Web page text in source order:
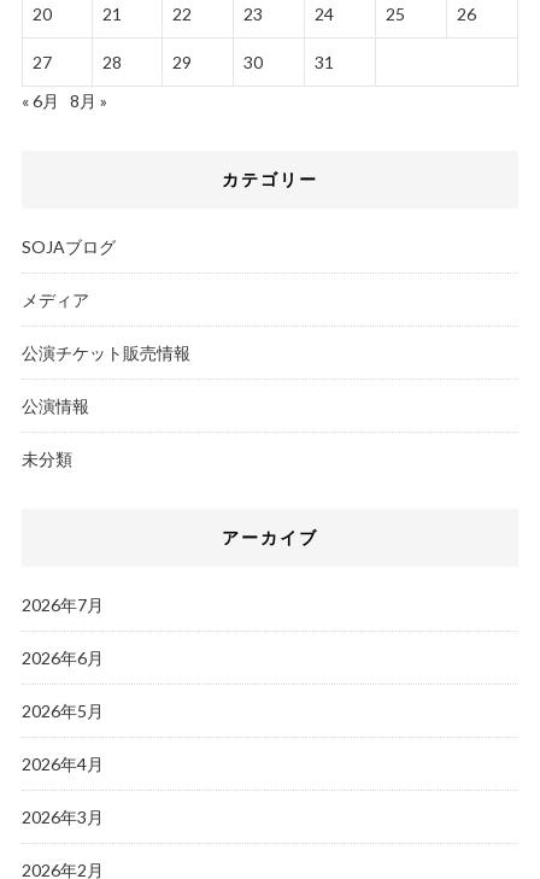
20 21 22 23 24 25 26
27 28 29 30
31
« 6月
8月 »
カテゴリー
SOJAブログ
メディア
公演チケット販売情報
公演情報
未分類
アーカイブ
2026年7月
2026年6月
2026年5月
2026年4月
2026年3月
2026年2月